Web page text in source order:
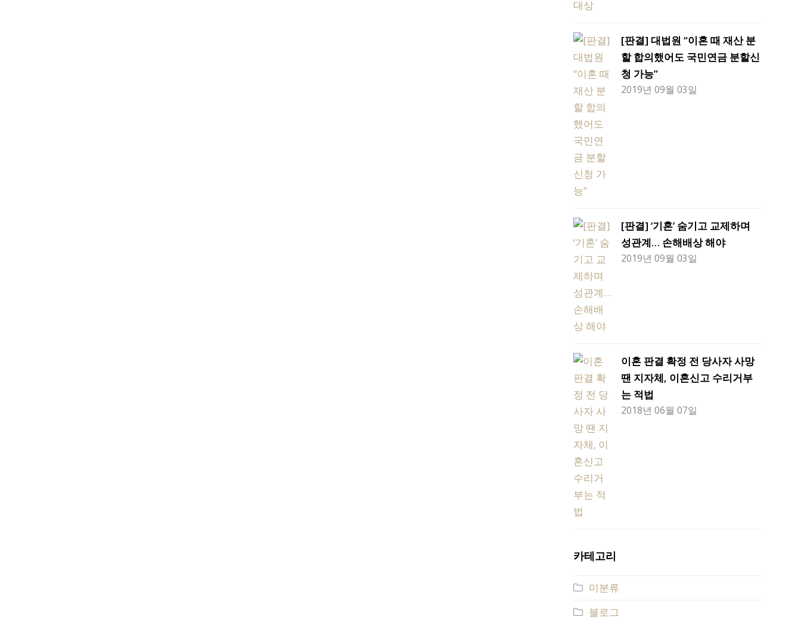
[판결] 대법원 “이혼 때 재산 분
할 합의했어도 국민연금 분할신
청 가능”
2019년 09월 03일
[판결] ‘기혼’ 숨기고 교제하며
성관계… 손해배상 해야
2019년 09월 03일
이혼 판결 확정 전 당사자 사망
땐 지자체, 이혼신고 수리거부
는 적법
2018년 06월 07일
카테고리
미분류
블로그